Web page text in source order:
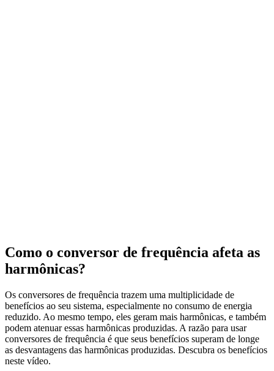
Como o conversor de frequência afeta as
harmônicas?
Os conversores de frequência trazem uma multiplicidade de
benefícios ao seu sistema, especialmente no consumo de energia
reduzido. Ao mesmo tempo, eles geram mais harmônicas, e também
podem atenuar essas harmônicas produzidas. A razão para usar
conversores de frequência é que seus benefícios superam de longe
as desvantagens das harmônicas produzidas. Descubra os benefícios
neste vídeo.